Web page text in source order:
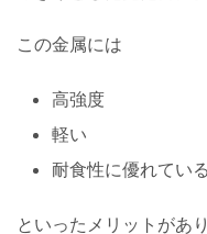
この金属には
高強度
軽い
耐食性に優れている
といったメリットがあ